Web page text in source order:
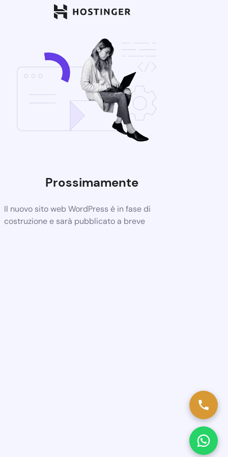
Prossimamente
Il nuovo sito web WordPress è in fase di
costruzione e sarà pubblicato a breve